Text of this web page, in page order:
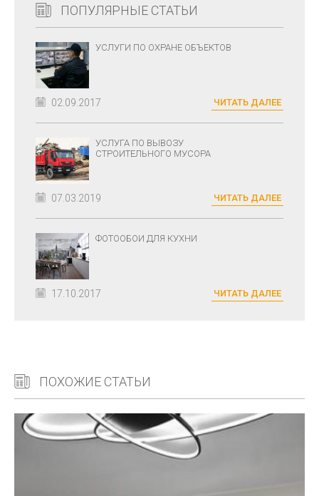
ПОПУЛЯРНЫЕ СТАТЬИ
УСЛУГИ ПО ОХРАНЕ ОБЪЕКТОВ
02.09.2017 ЧИТАТЬ ДАЛЕЕ
УСЛУГА ПО ВЫВОЗУ
СТРОИТЕЛЬНОГО МУСОРА
07.03.2019 ЧИТАТЬ ДАЛЕЕ
ФОТООБОИ ДЛЯ КУХНИ
17.10.2017 ЧИТАТЬ ДАЛЕЕ
ПОХОЖИЕ СТАТЬИ